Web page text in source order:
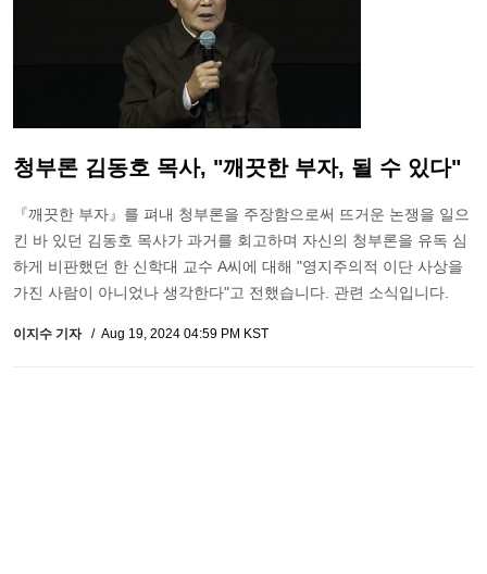
청부론 김동호 목사, "깨끗한 부자, 될 수 있다"
『깨끗한 부자』를 펴내 청부론을 주장함으로써 뜨거운 논쟁을 일으
킨 바 있던 김동호 목사가 과거를 회고하며 자신의 청부론을 유독 심
하게 비판했던 한 신학대 교수 A씨에 대해 "영지주의적 이단 사상을
가진 사람이 아니었나 생각한다"고 전했습니다. 관련 소식입니다.
이지수 기자 Aug 19, 2024 04:59 PM KST